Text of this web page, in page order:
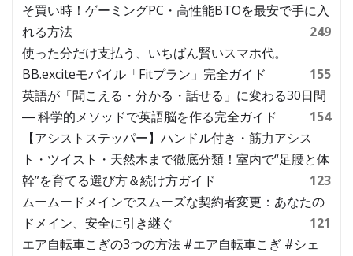
そ買い時！ゲーミングPC・高性能BTOを最安で手に入
れる方法
249
使った分だけ支払う、いちばん賢いスマホ代。
BB.exciteモバイル「Fitプラン」完全ガイド
155
英語が「聞こえる・分かる・話せる」に変わる30日間
― 科学的メソッドで英語脳を作る完全ガイド
154
【アシストステッパー】ハンドル付き・筋力アシス
ト・ツイスト・天然木まで徹底分類！室内で“足腰と体
幹”を育てる選び方＆続け方ガイド
123
ムームードメインでスムーズな契約者変更：あなたの
ドメイン、安全に引き継ぐ
121
エア自転車こぎの3つの方法 #エア自転車こぎ #シェ